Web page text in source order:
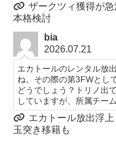
ザークツィ獲得が
本格検討
bia
2026.07.21
エカトールのレンタル放
ね。その際の第3FWとし
どうでしょう？トリノ出
していますが、所属チー
エカトール放出浮
玉突き移籍も